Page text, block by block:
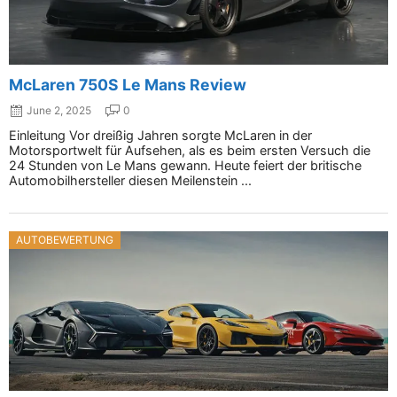
McLaren 750S Le Mans Review
June 2, 2025 0
Einleitung Vor dreißig Jahren sorgte McLaren in der
Motorsportwelt für Aufsehen, als es beim ersten Versuch die
24 Stunden von Le Mans gewann. Heute feiert der britische
Automobilhersteller diesen Meilenstein ...
AUTOBEWERTUNG